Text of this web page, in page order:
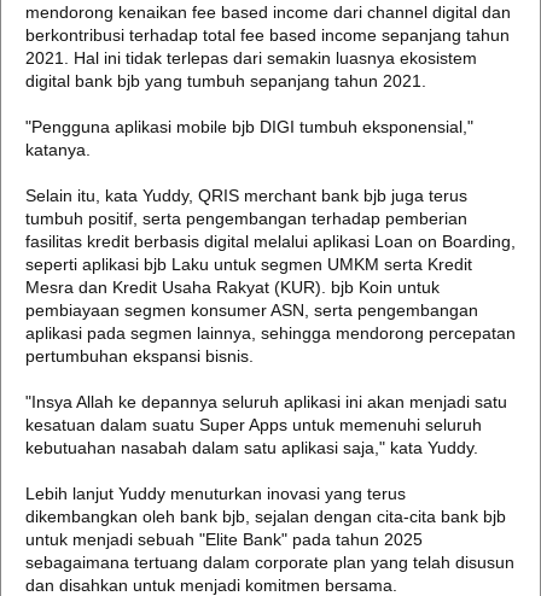
mendorong kenaikan fee based income dari channel digital dan
berkontribusi terhadap total fee based income sepanjang tahun
2021. Hal ini tidak terlepas dari semakin luasnya ekosistem
digital bank bjb yang tumbuh sepanjang tahun 2021.
"Pengguna aplikasi mobile bjb DIGI tumbuh eksponensial,"
katanya.
Selain itu, kata Yuddy, QRIS merchant bank bjb juga terus
tumbuh positif, serta pengembangan terhadap pemberian
fasilitas kredit berbasis digital melalui aplikasi Loan on Boarding,
seperti aplikasi bjb Laku untuk segmen UMKM serta Kredit
Mesra dan Kredit Usaha Rakyat (KUR). bjb Koin untuk
pembiayaan segmen konsumer ASN, serta pengembangan
aplikasi pada segmen lainnya, sehingga mendorong percepatan
pertumbuhan ekspansi bisnis.
"Insya Allah ke depannya seluruh aplikasi ini akan menjadi satu
kesatuan dalam suatu Super Apps untuk memenuhi seluruh
kebutuahan nasabah dalam satu aplikasi saja," kata Yuddy.
Lebih lanjut Yuddy menuturkan inovasi yang terus
dikembangkan oleh bank bjb, sejalan dengan cita-cita bank bjb
untuk menjadi sebuah "Elite Bank" pada tahun 2025
sebagaimana tertuang dalam corporate plan yang telah disusun
dan disahkan untuk menjadi komitmen bersama.